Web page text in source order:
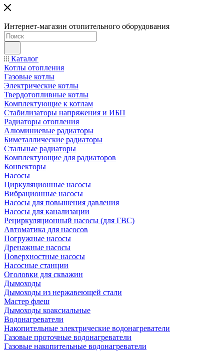
Интернет-магазин отопительного оборудования
Каталог
Котлы отопления
Газовые котлы
Электрические котлы
Твердотопливные котлы
Комплектующие к котлам
Стабилизаторы напряжения и ИБП
Радиаторы отопления
Алюминиевые радиаторы
Биметаллические радиаторы
Стальные радиаторы
Комплектующие для радиаторов
Конвекторы
Насосы
Циркуляционные насосы
Вибрационные насосы
Насосы для повышения давления
Насосы для канализации
Рециркуляционный насосы (для ГВС)
Автоматика для насосов
Погружные насосы
Дренажные насосы
Поверхностные насосы
Насосные станции
Оголовки для скважин
Дымоходы
Дымоходы из нержавеющей стали
Мастер флеш
Дымоходы коаксиальные
Водонагреватели
Накопительные электрические водонагреватели
Газовые проточные водонагреватели
Газовые накопительные водонагреватели